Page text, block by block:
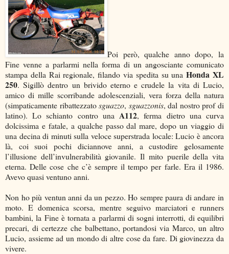
Poi però, qualche anno dopo, la
Fine venne a parlarmi nella forma di un angosciante comunicato
stampa della Rai regionale, filando via spedita su unaHonda XL
250. Sigillò dentro un brivido eterno e crudele la vita di Lucio,
amico di mille scorribande adolescenziali, vera forza della natura
(simpaticamente ribattezzatosguazzo, sguazzonis, dal nostro prof di
latino). Lo schianto contro una A112, ferma dietro una curva
dolcissima e fatale, a qualche passo dal mare, dopo un viaggio di
una decina di minuti sulla veloce superstrada locale: Lucio è ancora
là, coi suoi pochi diciannove anni, a custodire gelosamente
l’illusione dell’invulnerabilità giovanile. Il mito puerile della vita
eterna. Delle cose che c’è sempre il tempo per farle. Era il 1986.
Avevo quasi ventuno anni.
Non ho più ventun anni da un pezzo. Ho sempre paura di andare in
moto. E domenica scorsa, mentre seguivo marciatori e runners
bambini, la Fine è tornata a parlarmi di sogni interrotti, di equilibri
precari, di certezze che balbettano, portandosi via Marco, un altro
Lucio, assieme ad un mondo di altre cose da fare. Di giovinezza da
vivere.